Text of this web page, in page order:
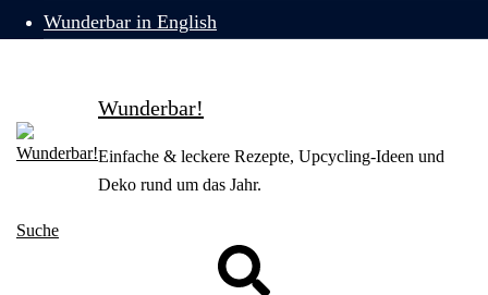
Wunderbar in English
Wunderbar!
Einfache & leckere Rezepte, Upcycling-Ideen und
Deko rund um das Jahr.
Suche